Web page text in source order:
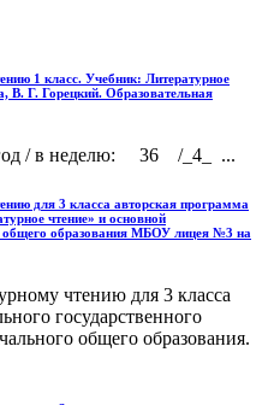
1 класс. Учебник: Литературное
Г. Горецкий. Образовательная
год / в неделю: 36 /_4_ ...
для 3 класса авторская программа
чтение» и основной
общего образования МБОУ лицея №3 на
чтению для 3 класса
государственного
общего образования.